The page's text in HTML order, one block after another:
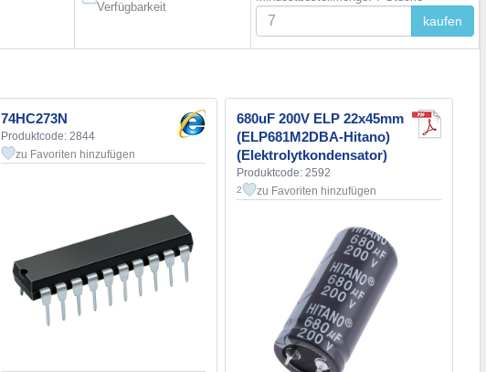
Verfügbarkeit
kaufen
74HC273N
Produktcode: 2844
zu Favoriten hinzufügen
680uF 200V ELP 22x45mm
(ELP681M2DBA-Hitano)
(Elektrolytkondensator)
Produktcode: 2592
2 zu Favoriten hinzufügen